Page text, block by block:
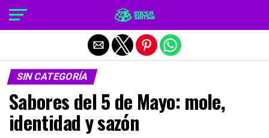
SIN CATEGORÍA
Sabores del 5 de Mayo: mole,
identidad y sazón
Salir de la versión móvil